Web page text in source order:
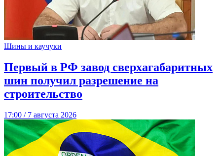
Шины и каучуки
Первый в РФ завод сверхагабаритных
шин получил разрешение на
строительство
17:00 / 7 августа 2026